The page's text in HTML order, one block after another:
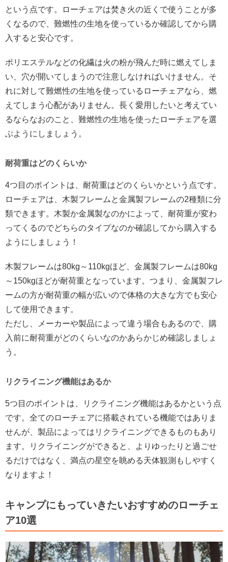
という点です。ローチェアは焚き火の近くで使うことが多
くなるので、難燃性の生地を使っているか確認してから購
入すると安心です。
ポリエステルなどの化繊は火の粉が飛んだ時に燃えてしま
い、穴が開いてしまうので注意しなければいけません。そ
れに対して難燃性の生地を使っているローチェアなら、燃
えてしまう心配がありません。長く愛用したいと考えてい
るならなおのこと、難燃性の生地を使ったローチェアを選
ぶようにしましょう。
耐荷重はどのくらいか
4つ目のポイントは、耐荷重はどのくらいかという点です。
ローチェアは、木製フレームと金属製フレームの2種類に分
類できます。木製か金属製なのかによって、耐荷重が変わ
ってくるのでどちらのタイプなのか確認してから購入する
ようにしましょう！
木製フレームは80kg～110kgほど、金属製フレームは80kg
～150kgほどが耐荷重となっています。つまり、金属製フレ
ームの方が耐荷重の幅が広いので体格の大きな方でも安心
して使用できます。
ただし、メーカーや製品によって違う場合もあるので、購
入前に耐荷重がどのくらいなのかあらかじめ確認しましょ
う。
リクライニング機能はあるか
5つ目のポイントは、リクライニング機能はあるかという点
です。全てのローチェアに搭載されている機能ではありま
せんが、製品によってはリクライニングできるものもあり
ます。リクライニングができると、よりゆったりと過ごせ
るだけではなく、満点の星空を眺める天体観測もしやすく
なりますよ！
キャンプにもっていきたいおすすめのローチェ
ア10選